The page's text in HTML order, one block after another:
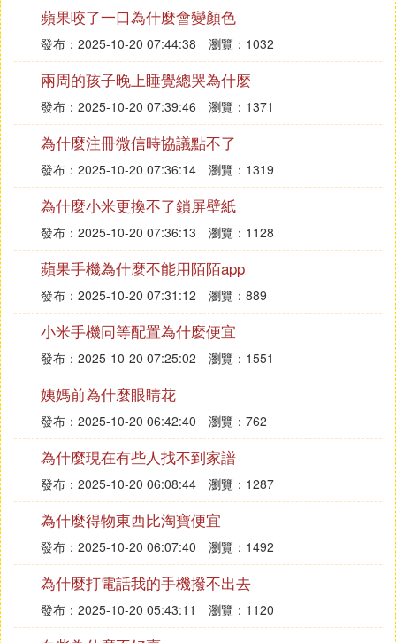
蘋果咬了一口為什麼會變顏色
發布：2025-10-20 07:44:38 瀏覽：1032
兩周的孩子晚上睡覺總哭為什麼
發布：2025-10-20 07:39:46 瀏覽：1371
為什麼注冊微信時協議點不了
發布：2025-10-20 07:36:14 瀏覽：1319
為什麼小米更換不了鎖屏壁紙
發布：2025-10-20 07:36:13 瀏覽：1128
蘋果手機為什麼不能用陌陌app
發布：2025-10-20 07:31:12 瀏覽：889
小米手機同等配置為什麼便宜
發布：2025-10-20 07:25:02 瀏覽：1551
姨媽前為什麼眼睛花
發布：2025-10-20 06:42:40 瀏覽：762
為什麼現在有些人找不到家譜
發布：2025-10-20 06:08:44 瀏覽：1287
為什麼得物東西比淘寶便宜
發布：2025-10-20 06:07:40 瀏覽：1492
為什麼打電話我的手機撥不出去
發布：2025-10-20 05:43:11 瀏覽：1120